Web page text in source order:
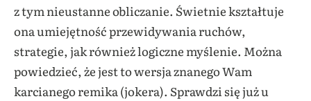
z tym nieustanne obliczanie. Świetnie kształtuje
ona umiejętność przewidywania ruchów,
strategie, jak również logiczne myślenie. Można
powiedzieć, że jest to wersja znanego Wam
karcianego remika (jokera). Sprawdzi się już u